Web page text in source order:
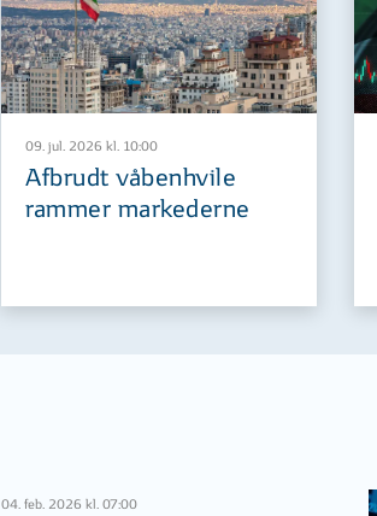
09. jul. 2026 kl. 10:00
Afbrudt våbenhvile
rammer markederne
04. feb. 2026 kl. 07:00